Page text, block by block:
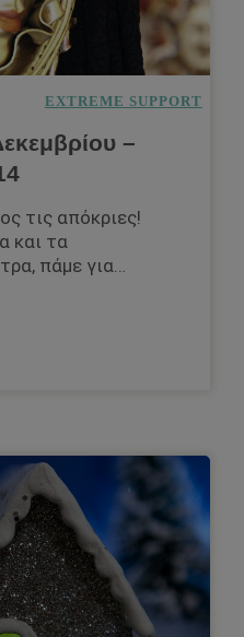
EXTREME SUPPORT
–
τις απόκριες!
και τα
πάμε για…